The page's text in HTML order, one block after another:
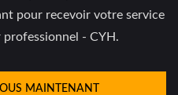
pour recevoir votre service
- CYH.
MAINTENANT